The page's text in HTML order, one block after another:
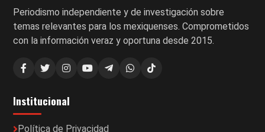
Periodismo independiente y de investigación sobre
temas relevantes para los mexiquenses. Comprometidos
con la información veraz y oportuna desde 2015.
Institucional
Política de Privacidad